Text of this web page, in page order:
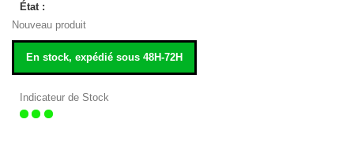
État :
Nouveau produit
En stock, expédié sous 48H-72H
Indicateur de Stock